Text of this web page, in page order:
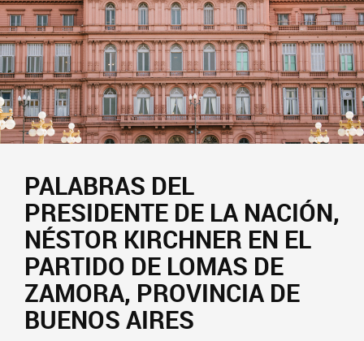
PALABRAS DEL
PRESIDENTE DE LA NACIÓN,
NÉSTOR KIRCHNER EN EL
PARTIDO DE LOMAS DE
ZAMORA, PROVINCIA DE
BUENOS AIRES